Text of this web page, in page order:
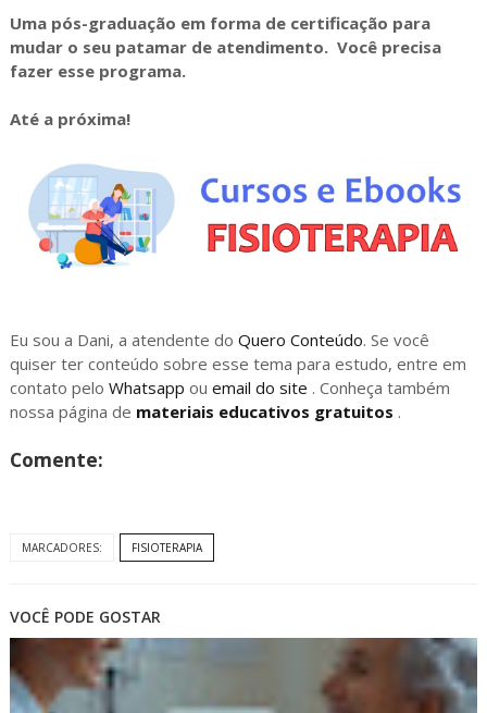
Uma pós-graduação em forma de certificação para
mudar o seu patamar de atendimento. Você precisa
fazer esse programa.
Até a próxima!
Eu sou a Dani, a atendente do Quero Conteúdo. Se você
quiser ter conteúdo sobre esse tema para estudo, entre em
contato pelo Whatsapp ou email do site . Conheça também
nossa página de materiais educativos gratuitos .
Comente:
MARCADORES: FISIOTERAPIA
VOCÊ PODE GOSTAR